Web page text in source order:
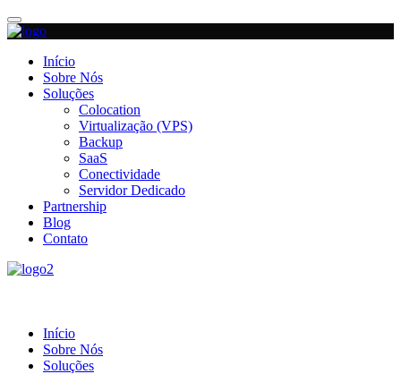
Início
Sobre Nós
Soluções
Colocation
Virtualização (VPS)
Backup
SaaS
Conectividade
Servidor Dedicado
Partnership
Blog
Contato
Início
Sobre Nós
Soluções